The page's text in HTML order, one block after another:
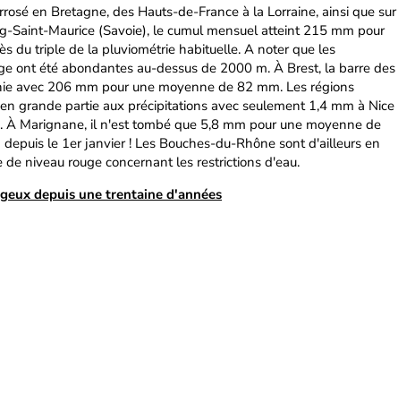
en Bretagne, des Hauts-de-France à la Lorraine, ainsi que sur
Saint-Maurice (Savoie), le cumul mensuel atteint 215 mm pour
du triple de la pluviométrie habituelle. A noter que les
ont été abondantes au-dessus de 2000 m. À Brest, la barre des
avec 206 mm pour une moyenne de 82 mm. Les régions
grande partie aux précipitations avec seulement 1,4 mm à Nice
À Marignane, il n'est tombé que 5,8 mm pour une moyenne de
le 1er janvier ! Les Bouches-du-Rhône sont d'ailleurs en
niveau rouge concernant les restrictions d'eau.
depuis une trentaine d'années